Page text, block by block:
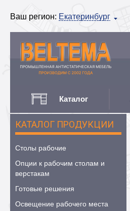
Ваш регион: Екатеринбург
Каталог
КАТАЛОГ ПРОДУКЦИИ
Столы рабочие
Опции к рабочим столам и
верстакам
Готовые решения
Освещение рабочего места